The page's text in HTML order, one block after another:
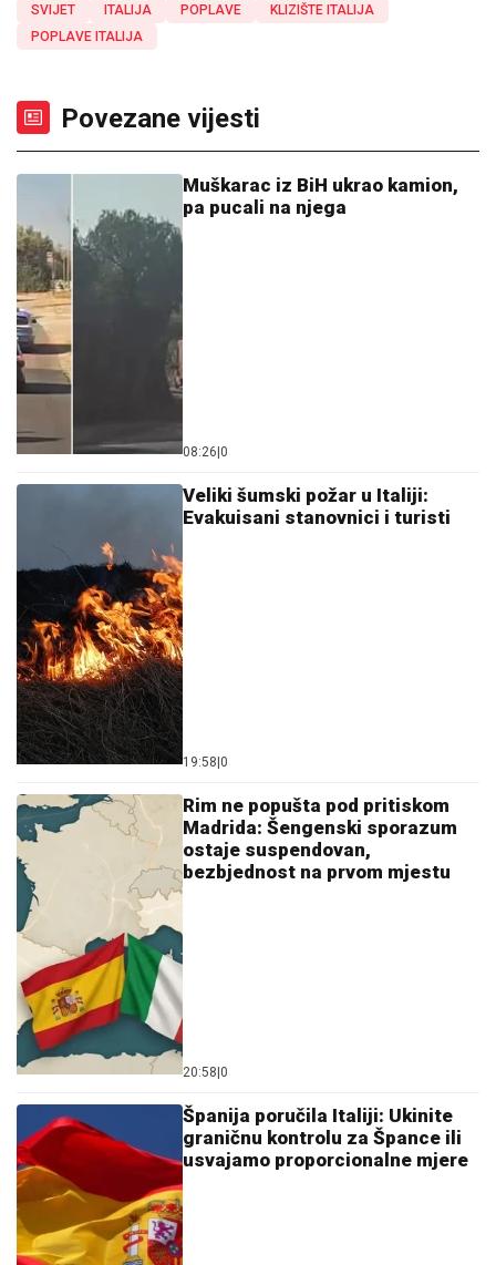
SVIJET ITALIJA POPLAVE
KLIZIŠTE ITALIJA
POPLAVE ITALIJA
Povezane vijesti
Muškarac iz BiH ukrao kamion,
pa pucali na njega
08:26|0
Veliki šumski požar u Italiji:
Evakuisani stanovnici i turisti
19:58|0
Rim ne popušta pod pritiskom
Madrida: Šengenski sporazum
ostaje suspendovan,
bezbjednost na prvom mjestu
20:58|0
Španija poručila Italiji: Ukinite
graničnu kontrolu za Špance ili
usvajamo proporcionalne mjere